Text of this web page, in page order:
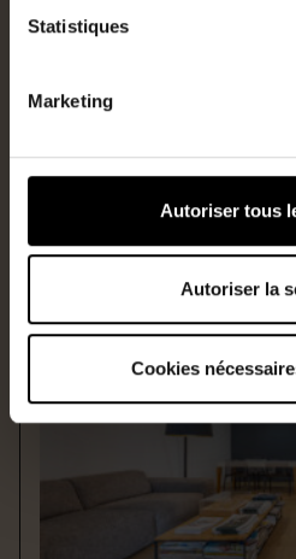
Statistiques
Marketing
Autoriser tous
Autoriser la
Cookies
En vente
Type
Appartement
2522PER-F2-103CM